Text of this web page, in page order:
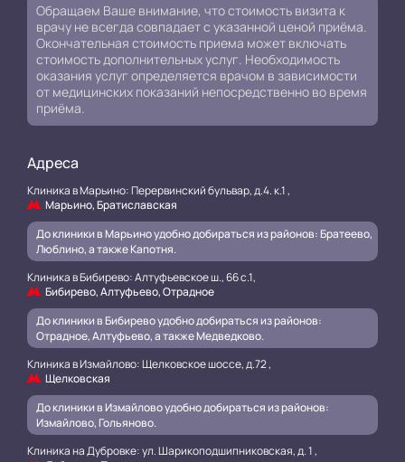
Обращаем Ваше внимание, что стоимость визита к
врачу не всегда совпадает с указанной ценой приёма.
Окончательная стоимость приема может включать
стоимость дополнительных услуг. Необходимость
оказания услуг определяется врачом в зависимости
от медицинских показаний непосредственно во время
приёма.
Адреса
Клиника в Марьино: Перервинский бульвар, д.4. к.1 ,
Марьино, Братиславская
До клиники в Марьино удобно добираться из районов: Братеево,
Люблино, а также Капотня.
Клиника в Бибирево: Алтуфьевское ш., 66 с.1,
Бибирево, Алтуфьево, Отрадное
До клиники в Бибирево удобно добираться из районов:
Отрадное, Алтуфьево, а также Медведково.
Клиника в Измайлово: Щелковское шоссе, д.72 ,
Щелковская
До клиники в Измайлово удобно добираться из районов:
Измайлово, Гольяново.
Клиника на Дубровке: ул. Шарикоподшипниковская, д. 1 ,